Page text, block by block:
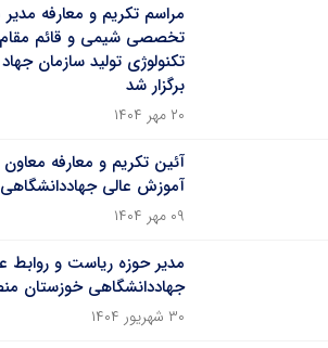
مراسم تکریم و معارفه
تخصصی شیمی و قائم
تکنولوژی تولید سازمان
برگزار شد
۲۰ مهر ۱۴۰۴
آئین تکریم و معارفه
آموزش عالی
۰۹ مهر ۱۴۰۴
مدیر حوزه ریاست و روابط
جهاددانشگاهی خوزستان
۳۰ شهریور ۱۴۰۴